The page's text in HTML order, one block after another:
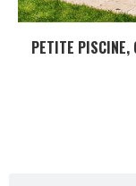
PETITE PISCINE,